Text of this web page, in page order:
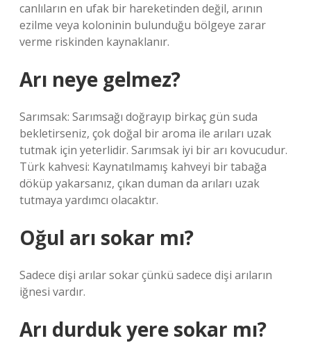
canlıların en ufak bir hareketinden değil, arının
ezilme veya koloninin bulunduğu bölgeye zarar
verme riskinden kaynaklanır.
Arı neye gelmez?
Sarımsak: Sarımsağı doğrayıp birkaç gün suda
bekletirseniz, çok doğal bir aroma ile arıları uzak
tutmak için yeterlidir. Sarımsak iyi bir arı kovucudur.
Türk kahvesi: Kaynatılmamış kahveyi bir tabağa
döküp yakarsanız, çıkan duman da arıları uzak
tutmaya yardımcı olacaktır.
Oğul arı sokar mı?
Sadece dişi arılar sokar çünkü sadece dişi arıların
iğnesi vardır.
Arı durduk yere sokar mı?